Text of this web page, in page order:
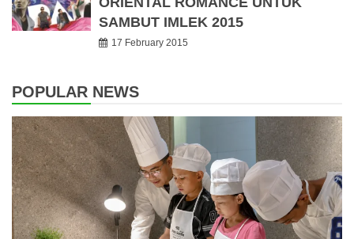
SAMBUT IMLEK 2015
17 February 2015
POPULAR NEWS